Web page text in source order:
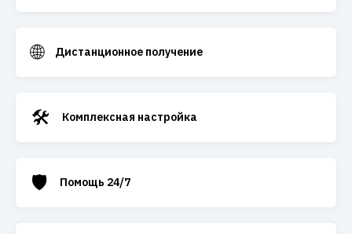
🌐 Дистанционное получение
🛠️ Комплексная настройка
🛡️ Помощь 24/7